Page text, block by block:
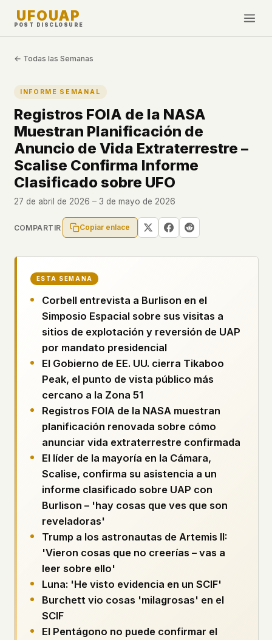
UFOUAP
POST DISCLOSURE
INVESTIGATE
All Articles
Topics & Tags
U.S. Govt Feed
NEWS
Esta Semana
Novedades
Avistamientos
PEOPLE
Perfiles
Expedientes
Politicians
Enviar un Informe
English Español
Français
Português
WHAT WE DON'T USE
✕
Google Analytics
✕Facebook Pixel
Cookies
✕Fingerprinting
✕Ad networks
✕User accounts
HOW IT WORKS
This is a static website. Every page is a plain
HTML file served directly from our server. When
you read an article, no server-side code
executes. No database query fires. No profile is
built. No session is created.
Even our search runs entirely in your browser.
Our fonts are self-hosted. Nothing is loaded from
Google, Facebook, Amazon, Cloudflare, or any
other third party. When you visit UFOUAP, the
only server that knows is ours.
If you submit a sighting report, we receive
exactly what you type – nothing else. No IP
address, no device info, no metadata.
site. We don't know which articles are popular.
We can't tell where our readers come from,
what devices they use, or whether they come
back. Every other news site has this data. We
We think the tradeoff is worth it. The UFO/UAP
people reading about it deserve to do so without
being watched. If you're a whistleblower, a
← Todas las Semanas
INFORME SEMANAL
Registros FOIA de la NASA
Muestran Planificación de
Anuncio de Vida Extraterrestre –
Scalise Confirma Informe
Clasificado sobre UFO
27 de abril de 2026 – 3 de mayo de 2026
COMPARTIR Copiar enlace
ESTA SEMANA
Corbell entrevista a Burlison en el
Simposio Espacial sobre sus visitas a
sitios de explotación y reversión de UAP
por mandato presidencial
El Gobierno de EE. UU. cierra Tikaboo
Peak, el punto de vista público más
cercano a la Zona 51
Registros FOIA de la NASA muestran
planificación renovada sobre cómo
anunciar vida extraterrestre confirmada
El líder de la mayoría en la Cámara,
Scalise, confirma su asistencia a un
informe clasificado sobre UAP con
Burlison – 'hay cosas que ves que son
reveladoras'
Trump a los astronautas de Artemis II:
'Vieron cosas que no creerías – vas a
leer sobre ello'
Luna: 'He visto evidencia en un SCIF'
Burchett vio cosas 'milagrosas' en el
SCIF
El Pentágono no puede confirmar el